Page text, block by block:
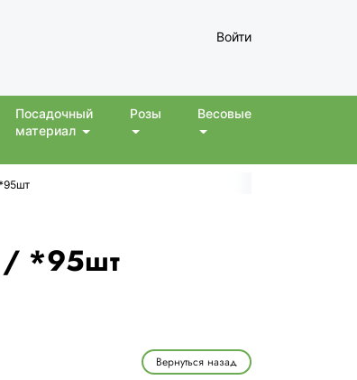
Войти
Посадочный
материал
Розы Весовые
/ *95шт
Вернуться назад